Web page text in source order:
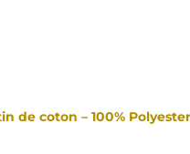
de coton – 100%